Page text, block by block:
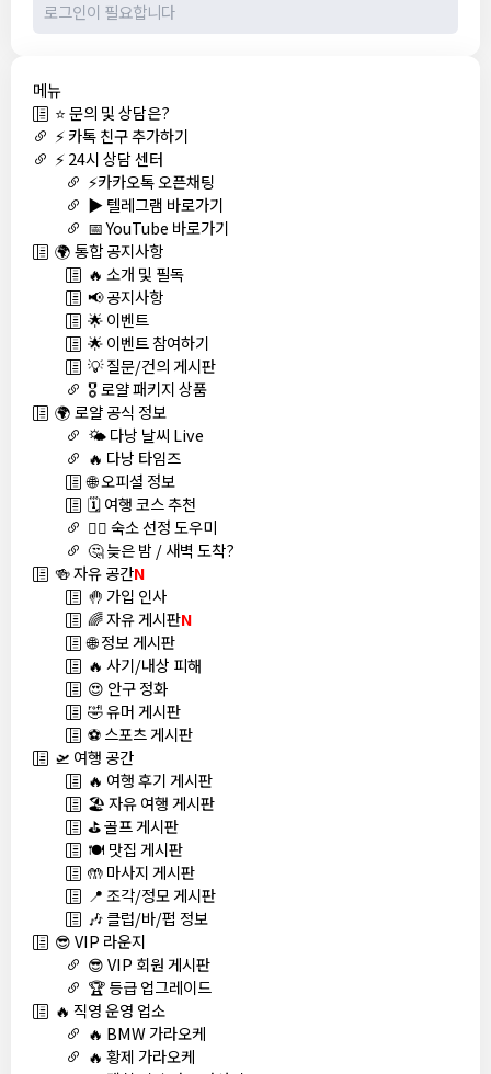
메뉴
⭐ 문의 및 상담은?
⚡ 카톡 친구 추가하기
⚡ 24시 상담 센터
⚡카카오톡 오픈채팅
▶️ 텔레그램 바로가기
📅 YouTube 바로가기
🌍 통합 공지사항
🔥 소개 및 필독
📢 공지사항
🌟 이벤트
🌟 이벤트 참여하기
💡 질문/건의 게시판
🎖️ 로얄 패키지 상품
🌍 로얄 공식 정보
🌤️ 다낭 날씨 Live
🔥 다낭 타임즈
🌐 오피셜 정보
🗓️ 여행 코스 추천
🏊‍♀️ 숙소 선정 도우미
🤔 늦은 밤 / 새벽 도착?
🍻 자유 공간N
🤚 가입 인사
🌈 자유 게시판N
🌐 정보 게시판
🔥 사기/내상 피해
😍 안구 정화
🤣 유머 게시판
⚽ 스포츠 게시판
🛫 여행 공간
🔥 여행 후기 게시판
🏖️ 자유 여행 게시판
⛳ 골프 게시판
🍽️ 맛집 게시판
🤲 마사지 게시판
📍 조각/정모 게시판
🎶 클럽/바/펍 정보
😎 VIP 라운지
😎 VIP 회원 게시판
🏆 등급 업그레이드
🔥 직영 운영 업소
🔥 BMW 가라오케
🔥 황제 가라오케